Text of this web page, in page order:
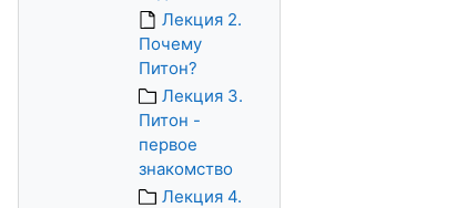
Лекция 2.
Почему
Питон?
Лекция 3.
Питон -
первое
знакомство
Лекция 4.